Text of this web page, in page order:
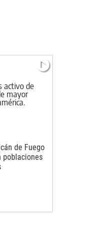
de Fuego
poblaciones